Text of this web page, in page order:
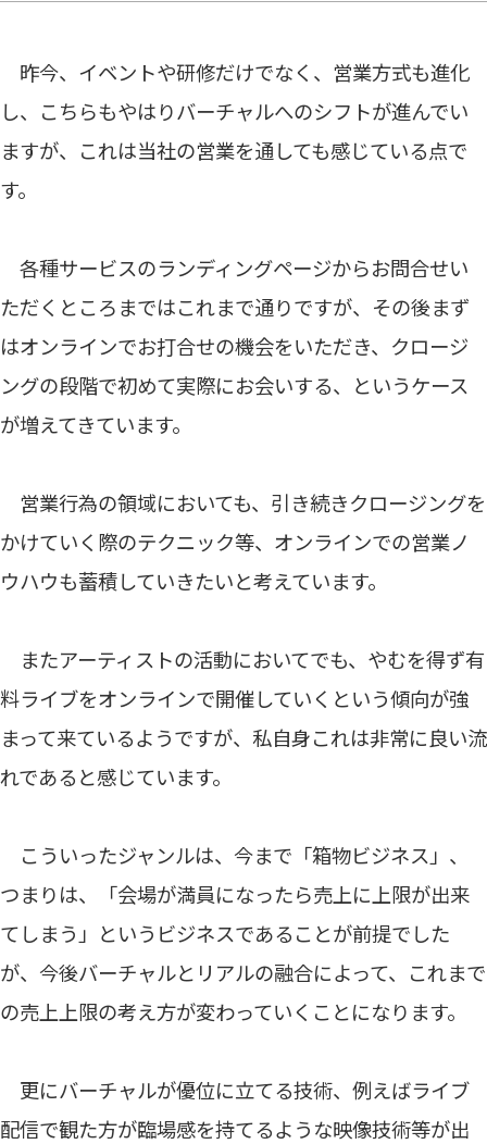
昨今、イベントや研修だけでなく、営業方式も進化
し、こちらもやはりバーチャルへのシフトが進んでい
ますが、これは当社の営業を通しても感じている点で
す。
各種サービスのランディングページからお問合せい
ただくところまではこれまで通りですが、その後まず
はオンラインでお打合せの機会をいただき、クロージ
ングの段階で初めて実際にお会いする、というケース
が増えてきています。
営業行為の領域においても、引き続きクロージングを
かけていく際のテクニック等、オンラインでの営業ノ
ウハウも蓄積していきたいと考えています。
またアーティストの活動においてでも、やむを得ず有
料ライブをオンラインで開催していくという傾向が強
まって来ているようですが、私自身これは非常に良い流
れであると感じています。
こういったジャンルは、今まで「箱物ビジネス」、
つまりは、「会場が満員になったら売上に上限が出来
てしまう」というビジネスであることが前提でした
が、今後バーチャルとリアルの融合によって、これまで
の売上上限の考え方が変わっていくことになります。
更にバーチャルが優位に立てる技術、例えばライブ
配信で観た方が臨場感を持てるような映像技術等が出